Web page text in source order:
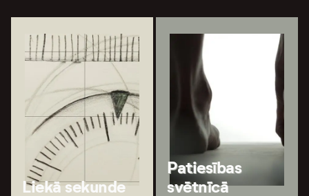
Liekā sekunde
Patiesības
svētnīcā